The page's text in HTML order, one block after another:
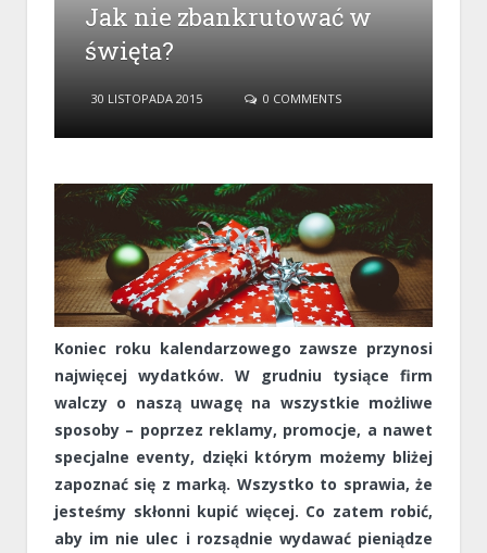
Jak nie zbankrutować w
święta?
30 LISTOPADA 2015 0 COMMENTS
Koniec roku kalendarzowego zawsze przynosi
najwięcej wydatków. W grudniu tysiące firm
walczy o naszą uwagę na wszystkie możliwe
sposoby – poprzez reklamy, promocje, a nawet
specjalne eventy, dzięki którym możemy bliżej
zapoznać się z marką. Wszystko to sprawia, że
jesteśmy skłonni kupić więcej. Co zatem robić,
aby im nie ulec i rozsądnie wydawać pieniądze